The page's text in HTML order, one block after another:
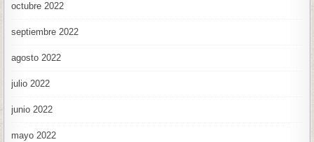
octubre 2022
septiembre 2022
agosto 2022
julio 2022
junio 2022
mayo 2022